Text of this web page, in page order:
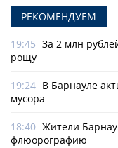
РЕКОМЕНДУЕМ
19:45 За 2 млн
рощу
19:24 В Барнауле
мусора
18:40 Жители
флюорографию